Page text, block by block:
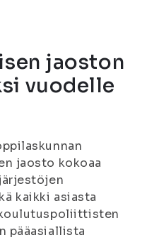
jaoston
vuodelle
jaosto kokoaa
kaikki asiasta
pääasiallista